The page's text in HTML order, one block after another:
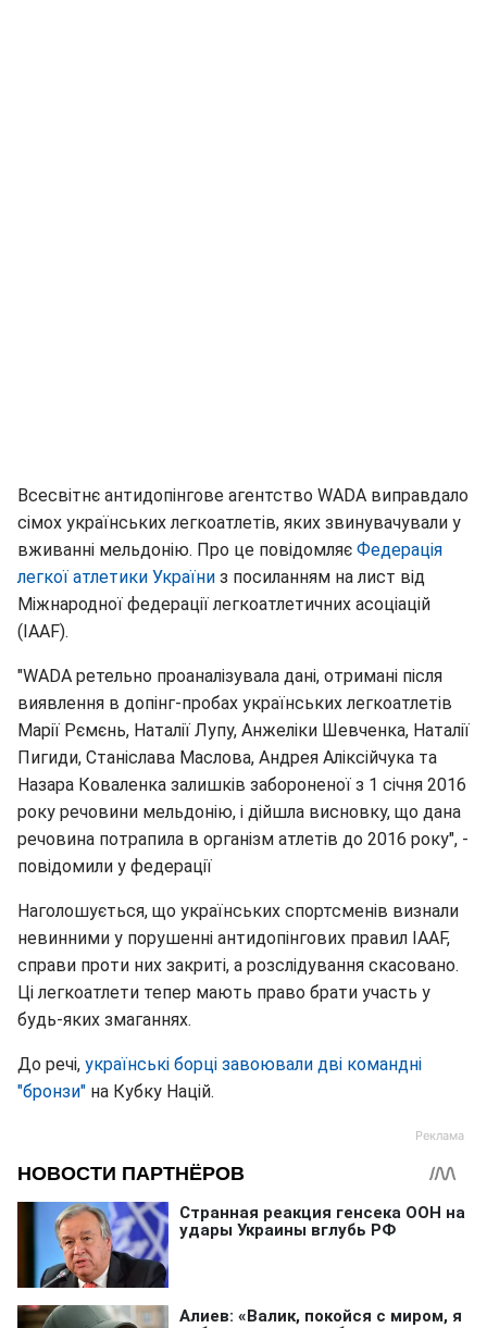
Всесвітнє антидопінгове агентство WADA виправдало
сімох українських легкоатлетів, яких звинувачували у
вживанні мельдонію. Про це повідомляє Федерація
легкої атлетики України з посиланням на лист від
Міжнародної федерації легкоатлетичних асоціацій
(IAAF).
"WADA ретельно проаналізувала дані, отримані після
виявлення в допінг-пробах українських легкоатлетів
Марії Рємєнь, Наталії Лупу, Анжеліки Шевченка, Наталії
Пигиди, Станіслава Маслова, Андрея Аліксійчука та
Назара Коваленка залишків забороненої з 1 січня 2016
року речовини мельдонію, і дійшла висновку, що дана
речовина потрапила в організм атлетів до 2016 року", -
повідомили у федерації
Наголошується, що українських спортсменів визнали
невинними у порушенні антидопінгових правил IAAF,
справи проти них закриті, а розслідування скасовано.
Ці легкоатлети тепер мають право брати участь у
будь-яких змаганнях.
До речі, українські борці завоювали дві командні
"бронзи" на Кубку Націй.